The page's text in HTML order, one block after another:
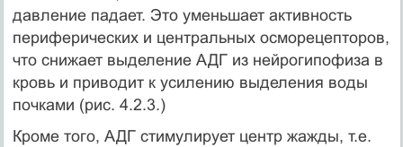
давление падает. Это уменьшает активность
периферических и центральных осморецепторов,
что снижает выделение АДГ из нейрогипофиза в
кровь и приводит к усилению выделения воды
почками (рис. 4.2.3.)
Кроме того, АДГ стимулирует центр жажды, т.е.